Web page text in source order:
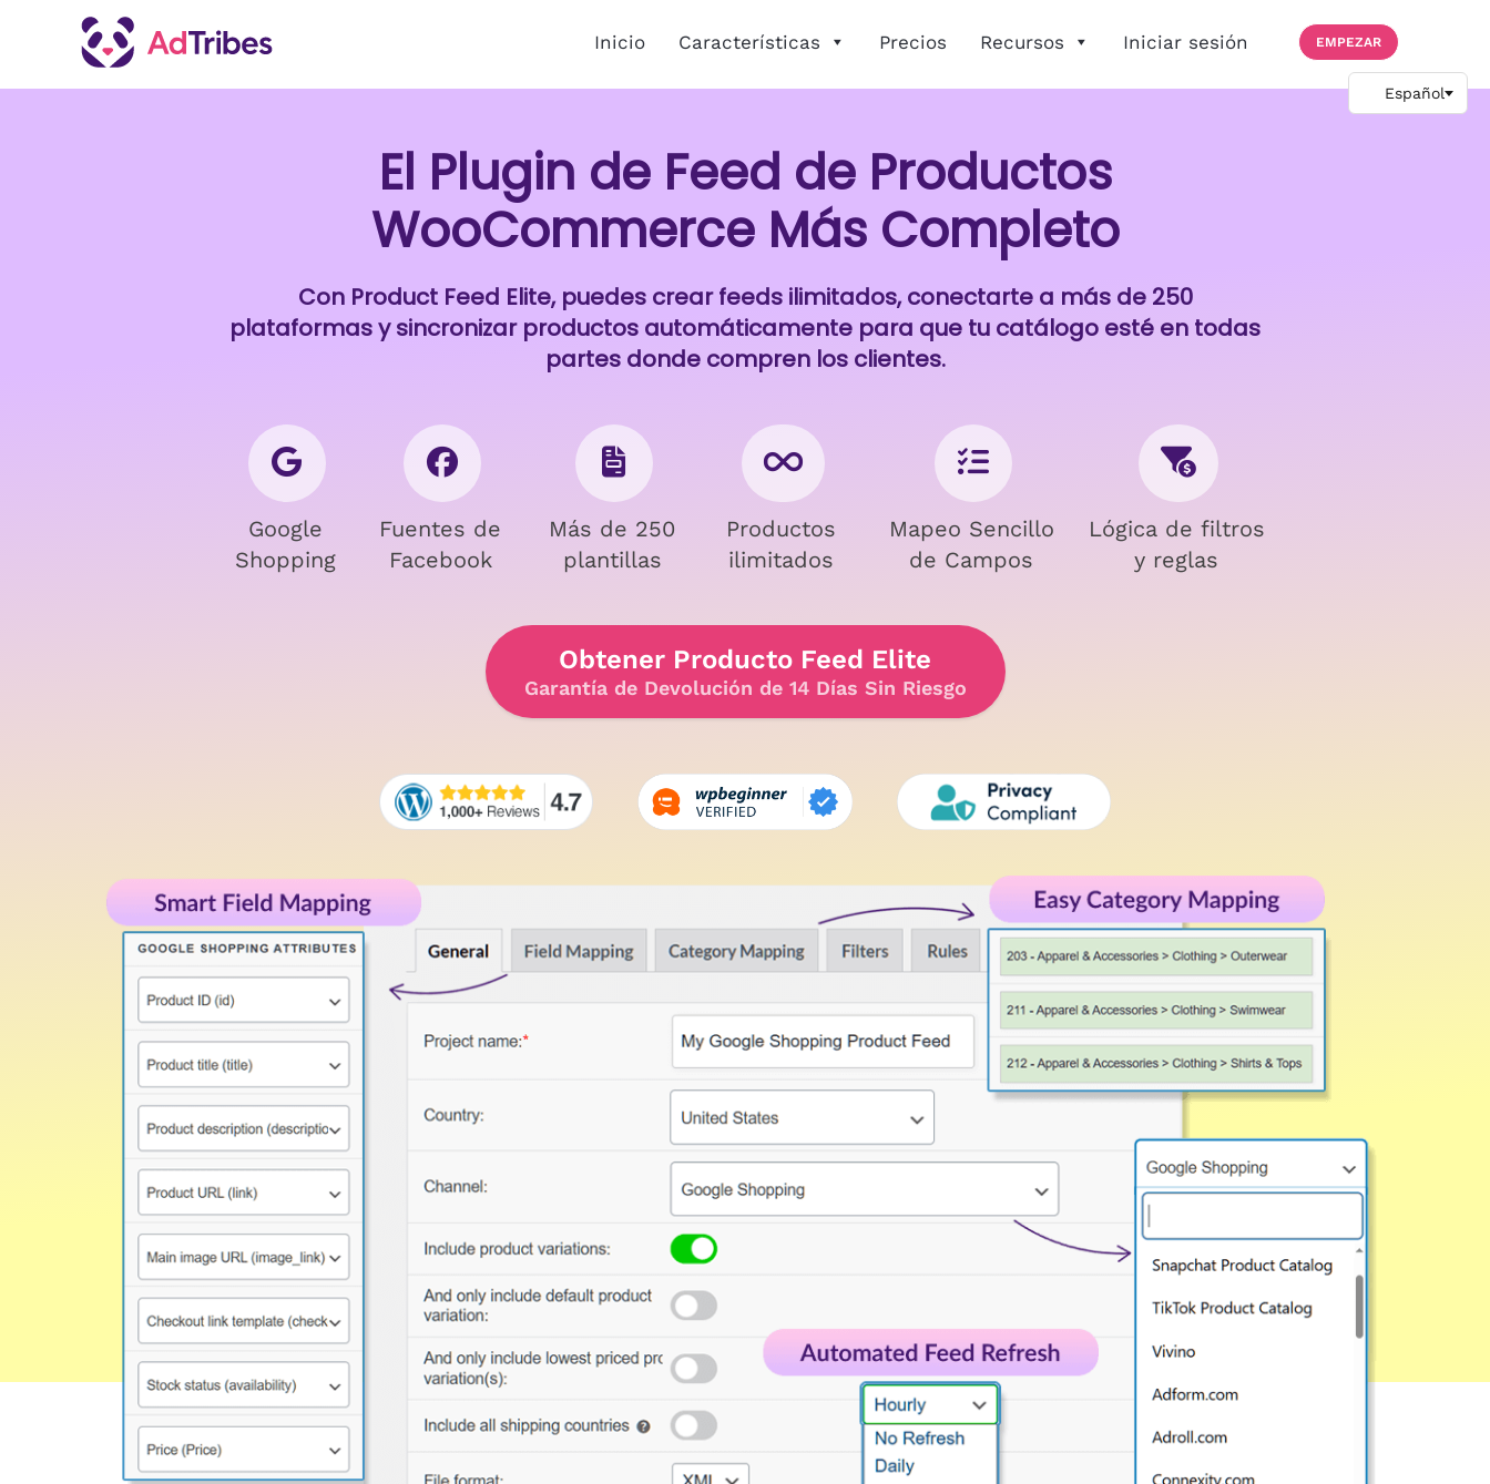
Inicio Características Precios Recursos Iniciar sesión EMPEZAR
El Plugin de Feed de Productos
WooCommerce Más Completo
Con Product Feed Elite, puedes crear feeds ilimitados, conectarte a más de 250
plataformas y sincronizar productos automáticamente para que tu catálogo esté en todas
partes donde compren los clientes.
Google
Shopping
Fuentes de
Facebook
Más de 250
plantillas
Productos
ilimitados
Mapeo Sencillo
de Campos
Lógica de filtros
y reglas
Obtener Producto Feed Elite
Garantía de Devolución de 14 Días Sin Riesgo